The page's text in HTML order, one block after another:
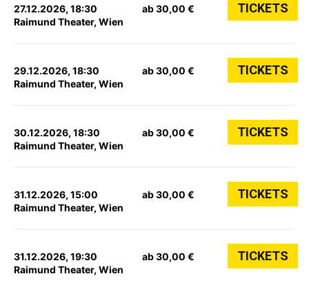
27.12.2026, 18:30
Raimund Theater, Wien
ab 30,00 € TICKETS
29.12.2026, 18:30
Raimund Theater, Wien
ab 30,00 € TICKETS
30.12.2026, 18:30
Raimund Theater, Wien
ab 30,00 € TICKETS
31.12.2026, 15:00
Raimund Theater, Wien
ab 30,00 € TICKETS
31.12.2026, 19:30
Raimund Theater, Wien
ab 30,00 € TICKETS